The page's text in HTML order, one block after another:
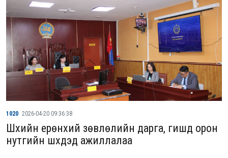
1020 2026-04-20 09:36:38
Шүүхийн ерөнхий зөвлөлийн дарга, гишүүд орон
нутгийн шүүхүүдэд ажиллалаа